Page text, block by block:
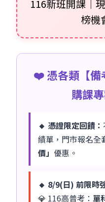
116新班開課｜
榜機
❤️ 憑各類【備
購課
🔸 憑證限定回饋：
績單，門市報名全
價」 優惠。
🔸 8/9(日) 前限時
💎 116高普考： 單